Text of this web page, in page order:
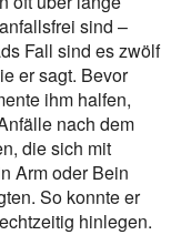
sind –
Fall sind es zwölf
er sagt. Bevor
ihm halfen,
nach dem
die sich mit
Arm oder Bein
So konnte er
hinlegen.